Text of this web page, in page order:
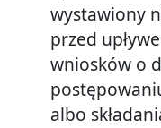
wystawiony
przed
wniosków o
albo